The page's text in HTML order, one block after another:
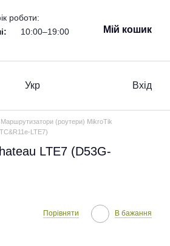
роботи:
10:00–19:00 Мій кошик
Укр Вхід
Маршрутизатори (роутери) MikroTik
LTE7)
LTE7 (D53G-
Порівняти В бажання